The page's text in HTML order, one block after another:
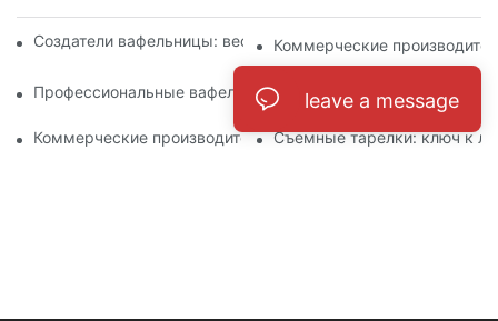
Создатели вафельницы: веселое и уникальное угощение
Коммерческие
Профессиональные вафельные машины: обязательно
Коммерческие вафельные
Коммерческие производители вафельной чаши:
Съемные тарелки: ключ к
leave a message